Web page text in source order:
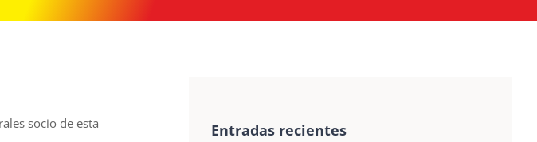
socio de esta
Entradas recientes